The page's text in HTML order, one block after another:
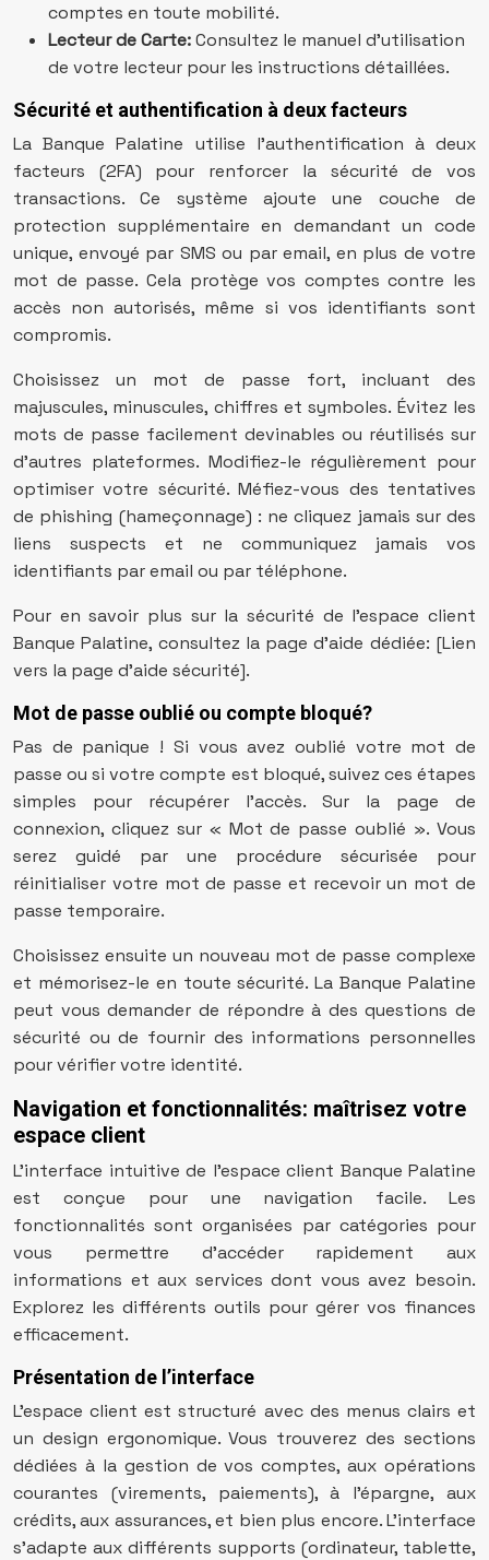
comptes en toute mobilité.
Lecteur de Carte:Consultez le manuel d’utilisation
de votre lecteur pour les instructions détaillées.
Sécurité et authentification à deux facteurs
La Banque Palatine utilise l’authentification à deux
facteurs (2FA) pour renforcer la sécurité de vos
transactions. Ce système ajoute une couche de
protection supplémentaire en demandant un code
unique, envoyé par SMS ou par email, en plus de votre
mot de passe. Cela protège vos comptes contre les
accès non autorisés, même si vos identifiants sont
compromis.
Choisissez un mot de passe fort, incluant des
majuscules, minuscules, chiffres et symboles. Évitez les
mots de passe facilement devinables ou réutilisés sur
d’autres plateformes. Modifiez-le régulièrement pour
optimiser votre sécurité. Méfiez-vous des tentatives
de phishing (hameçonnage) : ne cliquez jamais sur des
liens suspects et ne communiquez jamais vos
identifiants par email ou par téléphone.
Pour en savoir plus sur la sécurité de l’espace client
Banque Palatine, consultez la page d’aide dédiée: [Lien
vers la page d’aide sécurité].
Mot de passe oublié ou compte bloqué?
Pas de panique ! Si vous avez oublié votre mot de
passe ou si votre compte est bloqué, suivez ces étapes
simples pour récupérer l’accès. Sur la page de
connexion, cliquez sur « Mot de passe oublié ». Vous
serez guidé par une procédure sécurisée pour
réinitialiser votre mot de passe et recevoir un mot de
passe temporaire.
Choisissez ensuite un nouveau mot de passe complexe
et mémorisez-le en toute sécurité. La Banque Palatine
peut vous demander de répondre à des questions de
sécurité ou de fournir des informations personnelles
pour vérifier votre identité.
Navigation et fonctionnalités: maîtrisez votre
espace client
L’interface intuitive de l’espace client Banque Palatine
est conçue pour une navigation facile. Les
fonctionnalités sont organisées par catégories pour
vous permettre d’accéder rapidement aux
informations et aux services dont vous avez besoin.
Explorez les différents outils pour gérer vos finances
efficacement.
Présentation de l’interface
L’espace client est structuré avec des menus clairs et
un design ergonomique. Vous trouverez des sections
dédiées à la gestion de vos comptes, aux opérations
courantes (virements, paiements), à l’épargne, aux
crédits, aux assurances, et bien plus encore. L’interface
s’adapte aux différents supports (ordinateur, tablette,